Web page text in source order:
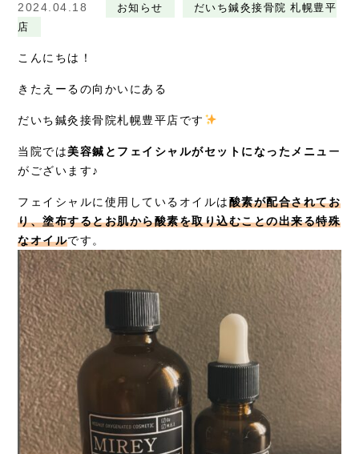
美容鍼・コルギ
お知らせ
症例別施術
採用情報
2024.04.18 お知らせ
だいち鍼灸接骨院 札幌豊平
店
こんにちは！
きたえーるの向かいにある
だいち鍼灸接骨院札幌豊平店です
当院では美容鍼とフェイシャルがセットになったメニュ ー
がございます♪
フェイシャルに使用しているオイルは酸素が配合されてお
り、塗布するとお肌から酸素を取り込むことの出来る特殊
なオイルです。